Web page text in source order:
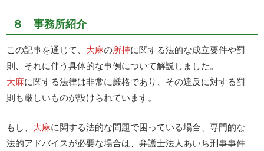
８ 事務所紹介
この記事を通じて、 大麻の所持に関する法的な成立要件や罰
則、それに伴う具体的な事例について解説しました。
大麻に関する法律は非常に厳格であり、その違反に対する罰
則も厳しいものが設けられています。
もし、 大麻に関する法的な問題で困っている場合、専門的な
法的アドバイスが必要な場合は、弁護士法人あいち刑事事件